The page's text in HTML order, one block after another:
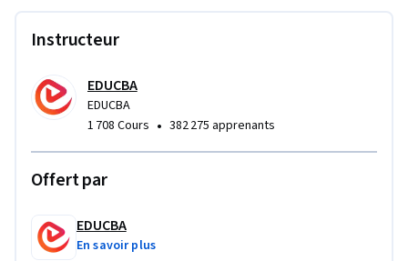
evaluation, and long-term planning.
financial information, analyze cost structures, and apply
financial management principles to support effective
business decisions in academic and professional settings.
Instructeur
EDUCBA
EDUCBA
1 708 Cours • 382 275 apprenants
Offert par
EDUCBA
En savoir plus